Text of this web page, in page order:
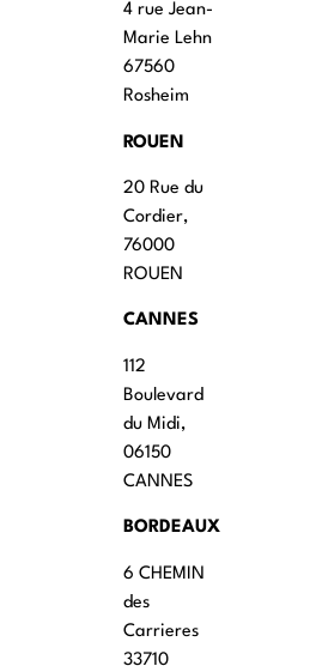
4 rue Jean-
Marie Lehn
67560
Rosheim
ROUEN
20 Rue du
Cordier,
76000
ROUEN
CANNES
112
Boulevard
du Midi,
06150
CANNES
BORDEAUX
6 CHEMIN
des
Carrieres
33710